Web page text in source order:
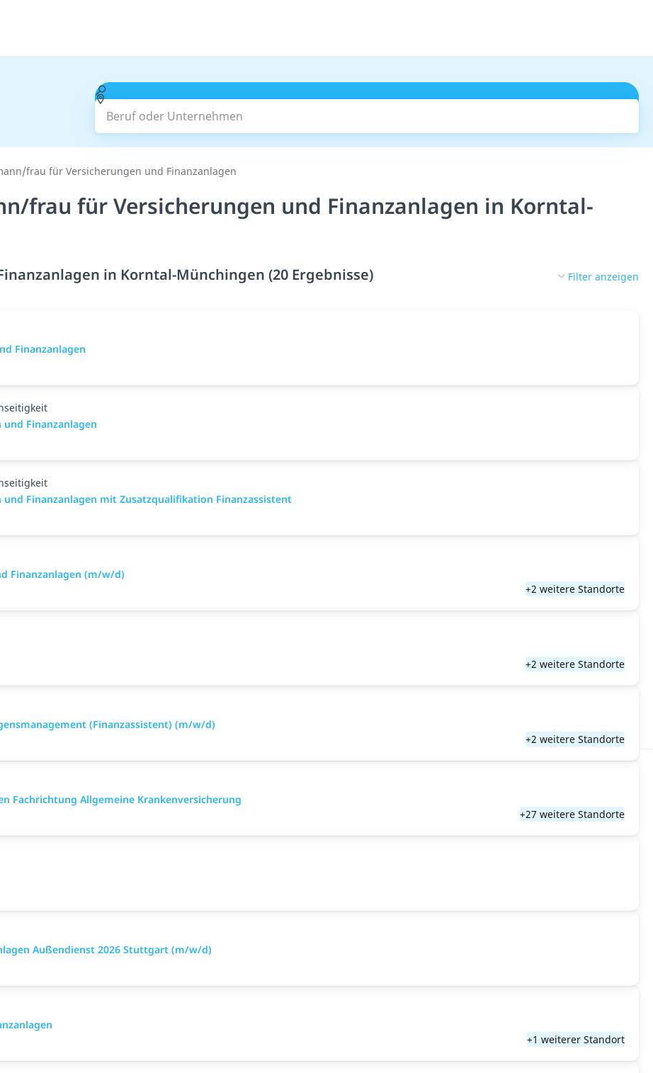
Beruf oder Unternehmen
frau für Versicherungen und Finanzanlagen
frau für Versicherungen und Finanzanlagen in Korntal-
in Korntal-Münchingen (20 Ergebnisse) Filter anzeigen
Finanzanlagen
Finanzanlagen
Finanzanlagen mit Zusatzqualifikation Finanzassistent
Finanzanlagen (m/w/d)
+2 weitere Standorte
+2 weitere Standorte
(Finanzassistent) (m/w/d)
+2 weitere Standorte
Fach­richtung All­gemeine Kranken­versicher­ung
+27 weitere Standorte
Außendienst 2026 Stuttgart (m/w/d)
+1 weiterer Standort